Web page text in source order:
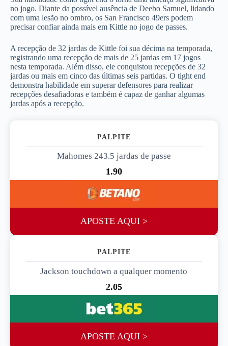
no jogo. Diante da possível ausência de Deebo Samuel, lidando
com uma lesão no ombro, os San Francisco 49ers podem
precisar confiar ainda mais em Kittle no jogo de passes.
A recepção de 32 jardas de Kittle foi sua décima na temporada,
registrando uma recepção de mais de 25 jardas em 17 jogos
nesta temporada. Além disso, ele conquistou recepções de 32
jardas ou mais em cinco das últimas seis partidas. O tight end
demonstra habilidade em superar defensores para realizar
recepções desafiadoras e também é capaz de ganhar algumas
jardas após a recepção.
Mahomes 243.5 jardas de passe
1.90
APOSTE AQUI >
Jackson touchdown a qualquer momento
2.05
APOSTE AQUI >